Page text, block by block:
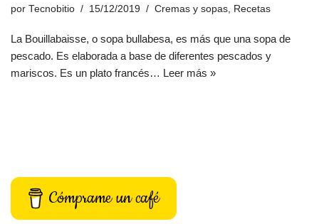
por Tecnobitio 15/12/2019 Cremas y sopas Recetas
La Bouillabaisse, o sopa bullabesa, es más que una sopa de
pescado. Es elaborada a base de diferentes pescados y
mariscos. Es un plato francés… Leer más »
Cómprame un café